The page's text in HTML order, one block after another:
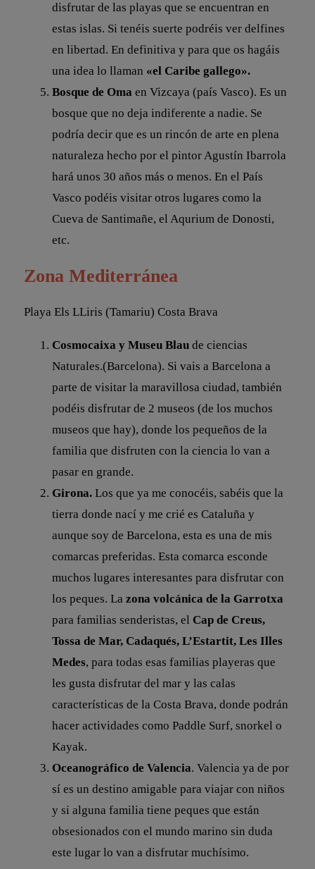
disfrutar de las playas que se encuentran en
estas islas. Si tenéis suerte podréis ver delfines
en libertad. En definitiva y para que os hagáis
una idea lo llaman «el Caribe gallego».
Bosque de Oma en Vizcaya (país Vasco). Es un
bosque que no deja indiferente a nadie. Se
podría decir que es un rincón de arte en plena
naturaleza hecho por el pintor Agustín Ibarrola
hará unos 30 años más o menos. En el País
Vasco podéis visitar otros lugares como la
Cueva de Santimañe, el Aqurium de Donosti,
etc.
Zona Mediterránea
Playa Els LLiris (Tamariu) Costa Brava
Cosmocaixa y Museu Blau de ciencias
Naturales.(Barcelona). Si vais a Barcelona a
parte de visitar la maravillosa ciudad, también
podéis disfrutar de 2 museos (de los muchos
museos que hay), donde los pequeños de la
familia que disfruten con la ciencia lo van a
pasar en grande.
Girona. Los que ya me conocéis, sabéis que la
tierra donde nací y me crié es Cataluña y
aunque soy de Barcelona, esta es una de mis
comarcas preferidas. Esta comarca esconde
muchos lugares interesantes para disfrutar con
los peques. La zona volcánica de la Garrotxa
para familias senderistas, el Cap de Creus,
Tossa de Mar, Cadaqués, L’Estartit, Les Illes
Medes, para todas esas familias playeras que
les gusta disfrutar del mar y las calas
características de la Costa Brava, donde podrán
hacer actividades como Paddle Surf, snorkel o
Kayak.
Oceanográfico de Valencia. Valencia ya de por
sí es un destino amigable para viajar con niños
y si alguna familia tiene peques que están
obsesionados con el mundo marino sin duda
este lugar lo van a disfrutar muchísimo.